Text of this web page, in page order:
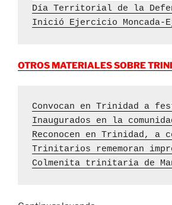
Día Territorial de la
Inició Ejercicio Moncada-
OTROS MATERIALES SOBRE
Convocan en Trinidad a
Inaugurados en la
Reconocen en Trinidad, a
Trinitarios rememoran
Colmenita trinitaria de